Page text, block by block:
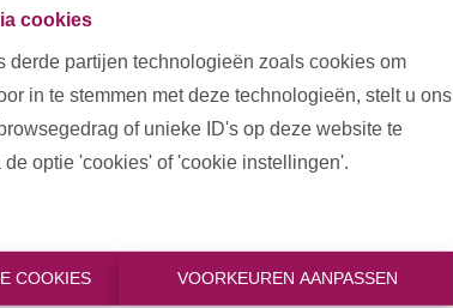
cookies
partijen technologieën zoals cookies om
in te stemmen met deze technologieën, stelt u ons
of unieke ID's op deze website te
optie 'cookies' of 'cookie instellingen'.
COOKIES VOORKEUREN AANPASSEN
Oeps, deze
niet